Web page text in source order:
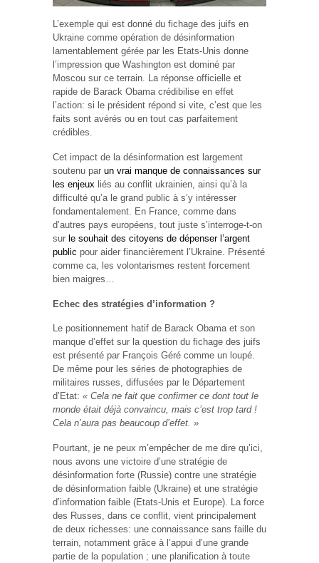
L’exemple qui est donné du fichage des juifs en
Ukraine comme opération de désinformation
lamentablement gérée par les Etats-Unis donne
l’impression que Washington est dominé par
Moscou sur ce terrain. La réponse officielle et
rapide de Barack Obama crédibilise en effet
l’action: si le président répond si vite, c’est que les
faits sont avérés ou en tout cas parfaitement
crédibles.
Cet impact de la désinformation est largement
soutenu par un vrai manque de connaissances sur
les enjeux liés au conflit ukrainien, ainsi qu’à la
difficulté qu’a le grand public à s’y intéresser
fondamentalement. En France, comme dans
d’autres pays européens, tout juste s’interroge-t-on
sur le souhait des citoyens de dépenser l’argent
public pour aider financièrement l’Ukraine. Présenté
comme ca, les volontarismes restent forcement
bien maigres…
Echec des stratégies d’information ?
Le positionnement hatif de Barack Obama et son
manque d’effet sur la question du fichage des juifs
est présenté par François Géré comme un loupé.
De même pour les séries de photographies de
militaires russes, diffusées par le Département
d’Etat: « Cela ne fait que confirmer ce dont tout le
monde était déjà convaincu, mais c’est trop tard !
Cela n’aura pas beaucoup d’effet. »
Pourtant, je ne peux m’empêcher de me dire qu’ici,
nous avons une victoire d’une stratégie de
désinformation forte (Russie) contre une stratégie
de désinformation faible (Ukraine) et une stratégie
d’information faible (Etats-Unis et Europe). La force
des Russes, dans ce conflit, vient principalement
de deux richesses: une connaissance sans faille du
terrain, notamment grâce à l’appui d’une grande
partie de la population ; une planification à toute